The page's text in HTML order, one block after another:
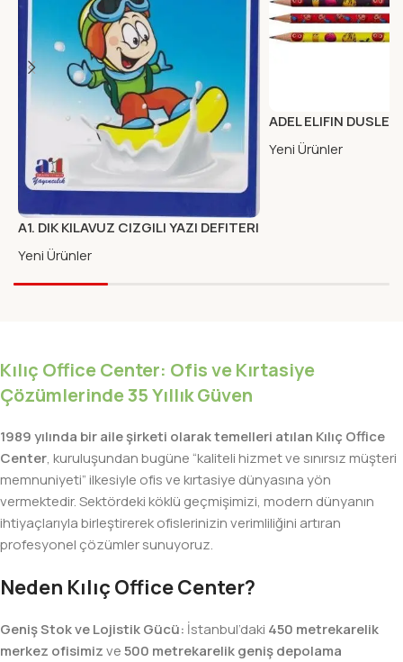
A1. DIK KILAVUZ CIZGILI YAZI DEFITERI
KARTON KAPAK
Yeni Ürünler
ADEL ELIFIN
HB (FSC)
Yeni Ürünler
Kılıç Office Center: Ofis ve Kırtasiye
Çözümlerinde 35 Yıllık Güven
1989 yılında bir aile şirketi olarak temelleri atılan Kılıç Office
Center, kuruluşundan bugüne “kaliteli hizmet ve sınırsız müşteri
memnuniyeti” ilkesiyle ofis ve kırtasiye dünyasına yön
vermektedir. Sektördeki köklü geçmişimizi, modern dünyanın
ihtiyaçlarıyla birleştirerek ofislerinizin verimliliğini artıran
profesyonel çözümler sunuyoruz.
Neden Kılıç Office Center?
Geniş Stok ve Lojistik Gücü: İstanbul’daki 450 metrekarelik
merkez ofisimizve500 metrekarelik geniş depolama